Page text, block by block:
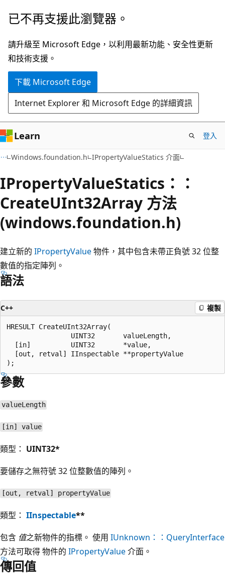
跳
主
要
內
已不再支援此瀏覽器。
請升級至 Microsoft Edge，以利用最新功能、安全性更新
和技術支援。
下載 Microsoft Edge
Internet Explorer 和 Microsoft Edge 的詳細資訊
Learn 登入
Windows.foundation.h IPropertyValueStatics 介面
IPropertyValueStatics：：
CreateUInt32Array 方法
(windows.foundation.h)
建立新的 IPropertyValue物件，其中包含未帶正負號 32 位整
數值的指定陣列。
語法
C++ 複製
HRESULT CreateUInt32Array(
                UINT32       valueLength,
  [in]          UINT32       *value,
  [out, retval] IInspectable **propertyValue
參數
valueLength
[in] value
類型： UINT32*
要儲存之無符號 32 位整數值的陣列。
[out, retval] propertyValue
類型： IInspectable**
包含 值之新物件的指標。 使用 IUnknown：：QueryInterface
方法可取得 物件的 IPropertyValue介面。
傳回值